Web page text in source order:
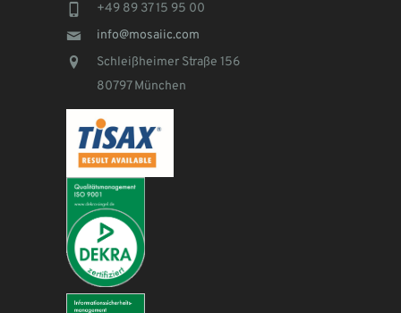
+49 89 37 15 95 00
info@mosaiic.com
Schleißheimer Straße 156
80797 München